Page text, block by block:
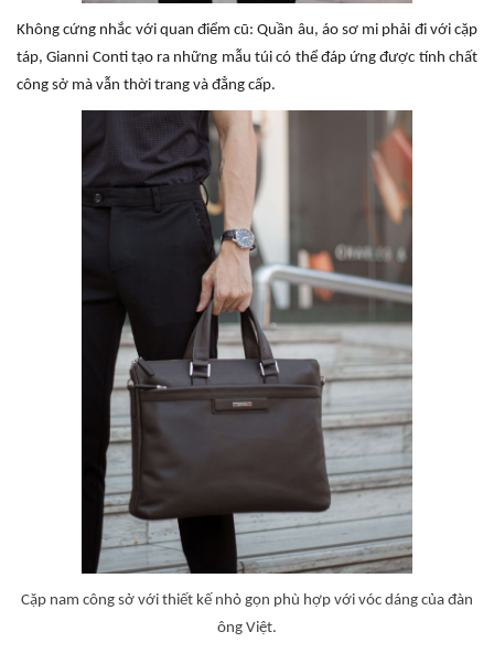
Không cứng nhắc với quan điểm cũ: Quần âu, áo sơ mi phải đi với cặp
táp, Gianni Conti tạo ra những mẫu túi có thể đáp ứng được tính chất
công sở mà vẫn thời trang và đẳng cấp.
Cặp nam công sở với thiết kế nhỏ gọn phù hợp với vóc dáng của đàn
ông Việt.